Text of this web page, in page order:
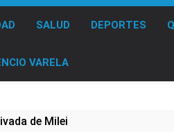
SALUD DEPORTES
VARELA
de Milei